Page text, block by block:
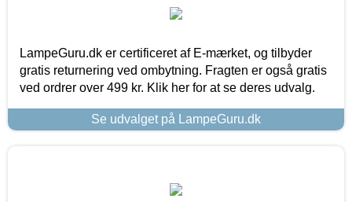
LampeGuru.dk er certificeret af E-mærket, og tilbyder
gratis returnering ved ombytning. Fragten er også gratis
ved ordrer over 499 kr. Klik her for at se deres udvalg.
Se udvalget på LampeGuru.dk